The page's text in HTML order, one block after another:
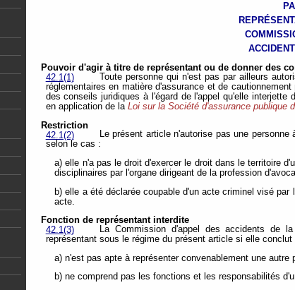
Pouvoir d'agir à titre de représentant ou de donner des
42.1(1)
Toute personne qui n'est pas par ailleurs
réglementaires en matière d'assurance et de
des conseils juridiques à l'égard de l'appel qu'elle
en application de la Loi sur la Société d'assurance publique
Restriction
42.1(2)
Le présent article n'autorise pas une
selon le cas :
a) elle n'a pas le droit d'exercer le droit dans le territoire
disciplinaires par l'organe dirigeant de la profession
b) elle a été déclarée coupable d'un acte criminel visé par
acte.
Fonction de représentant interdite
42.1(3)
La Commission d'appel des accidents de
représentant sous le régime du présent article si elle
a) n'est pas apte à représenter convenablement une autre
b) ne comprend pas les fonctions et les responsabilités